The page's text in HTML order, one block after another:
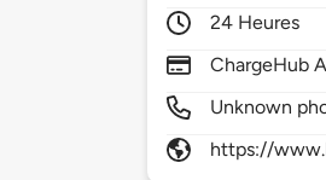
24 Heures
ChargeHub
Unknown
https://